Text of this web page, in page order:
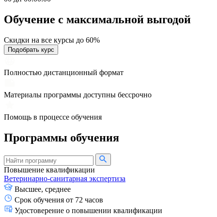
Обучение с максимальной выгодой
Скидки на все курсы до 60%
Подобрать курс
Полностью дистанционный формат
Материалы программы доступны бессрочно
Помощь в процессе обучения
Программы обучения
Повышение квалификации
Ветеринарно-санитарная экспертиза
Высшее, среднее
Срок обучения от 72 часов
Удостоверение о повышении квалификации